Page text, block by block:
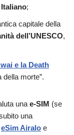
;
capitale della
dell’UNESCO,
e la Death
della morte”.
una e-SIM (se
una
eSim Airalo e